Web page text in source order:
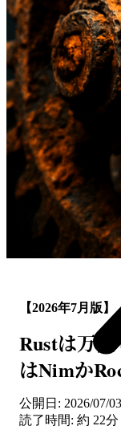
【2026年7月版】
Rustは万
はNimか
公開日: 2026/07/03
読了時間: 約 22分